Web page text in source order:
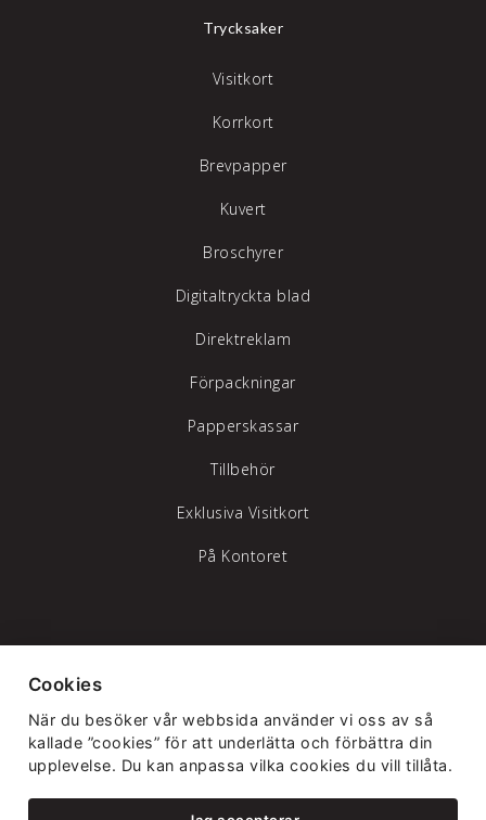
Trycksaker
Visitkort
Korrkort
Brevpapper
Kuvert
Broschyrer
Digitaltryckta blad
Direktreklam
Förpackningar
Papperskassar
Tillbehör
Exklusiva Visitkort
På Kontoret
Gamledammvägen 11 302 41 Halmstad
Cookies
När du besöker vår webbsida använder vi oss av så
kallade ”cookies” för att underlätta och förbättra din
upplevelse. Du kan anpassa vilka cookies du vill tillåta.